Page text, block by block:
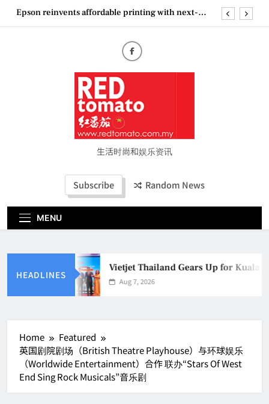
SkipEpson reinvents affordable printing with next-
“See Her Heal – 1,000 Untold Stories” 为马来西亚
妈妈提供分享剖腹产复原历程的空间
Vietjet Thailand Gears Up for Kuala Lumpur–
Bangkok Service Launch on9 October
Epson reinvents affordable printing with next-
generation EcoTank Series
Couture Fashion Week Malaysia 2026– Press
妈妈提供分享剖腹产复原历程的空间
生活时尚和娱乐资讯
Subscribe Random News
MENU
HEADLINES
Vietjet Thailand Gears Up for Kuala
Aug 7, 2026
Home
Featured
英国剧院剧场（British Theatre Playhouse）与环球娱乐
（Worldwide Entertainment）合作 联办“Stars Of West
End Sing Rock Musicals”音乐剧